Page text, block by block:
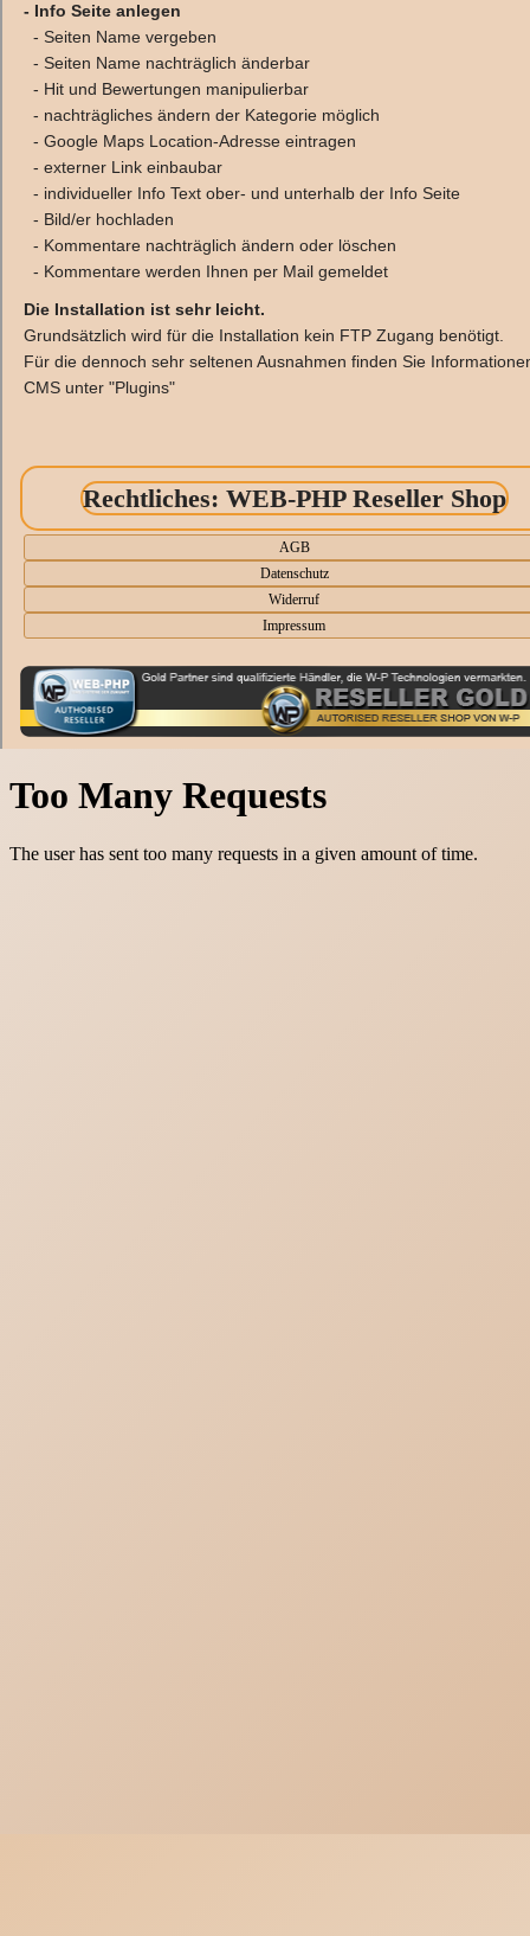
- Info Seite anlegen
- Seiten Name vergeben
- Seiten Name nachträglich änderbar
- Hit und Bewertungen manipulierbar
- nachträgliches ändern der Kategorie möglich
- Google Maps Location-Adresse eintragen
- externer Link einbaubar
- individueller Info Text ober- und unterhalb der Info Seite
- Bild/er hochladen
- Kommentare nachträglich ändern oder löschen
- Kommentare werden Ihnen per Mail gemeldet
Die Installation ist sehr leicht.
Grundsätzlich wird für die Installation kein FTP Zugang benötigt.
Für die dennoch sehr seltenen Ausnahmen finden Sie
CMS unter "Plugins"
Rechtliches: WEB-PHP Reseller Shop
AGB
Datenschutz
Widerruf
Impressum